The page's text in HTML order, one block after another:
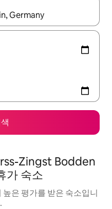
를 사용하거나 터치 또는 스와이
Zingst Bodden
가 숙소
은 평가를 받은 숙소입니